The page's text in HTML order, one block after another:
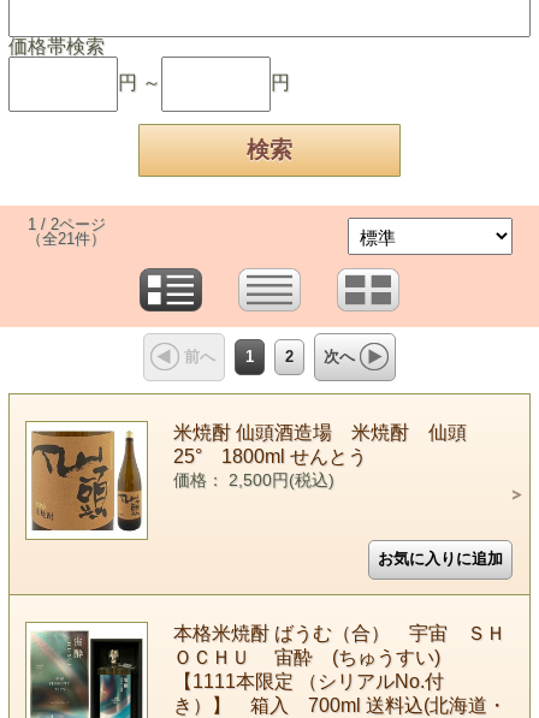
価格帯検索
円 ～
円
1 / 2ページ
（全21件）
前へ 1 2 次へ
米焼酎 仙頭酒造場 米焼酎 仙頭
25° 1800ml せんとう
価格： 2,500円(税込)
本格米焼酎 ばうむ（合） 宇宙 ＳＨ
ＯＣＨＵ 宙酔 (ちゅうすい)
【1111本限定 （シリアルNo.付
き）】 箱入 700ml 送料込(北海道・